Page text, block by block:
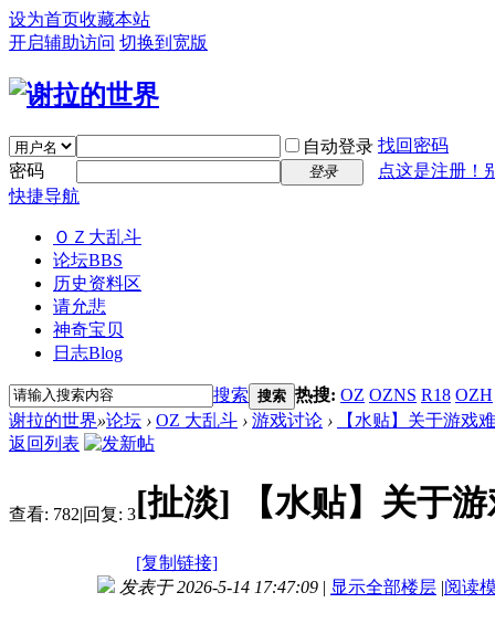
设为首页收藏本站
开启辅助访问 切换到宽版
自动登录 找回密码
密码
登录
点这是注册！
快捷导航
ＯＺ大乱斗
论坛BBS
历史资料区
请允悲
神奇宝贝
日志Blog
搜索 搜索 热搜: OZ OZNS R18 OZH
谢拉的世界»论坛 › OZ 大乱斗 › 游戏讨论 ›
【水贴】关于游戏
返回列表
查看: 782|回复: 3[扯淡] 【水贴】关于
[复制链接]
发表于 2026-5-14 17:47:09 | 显示全部楼层 |阅读